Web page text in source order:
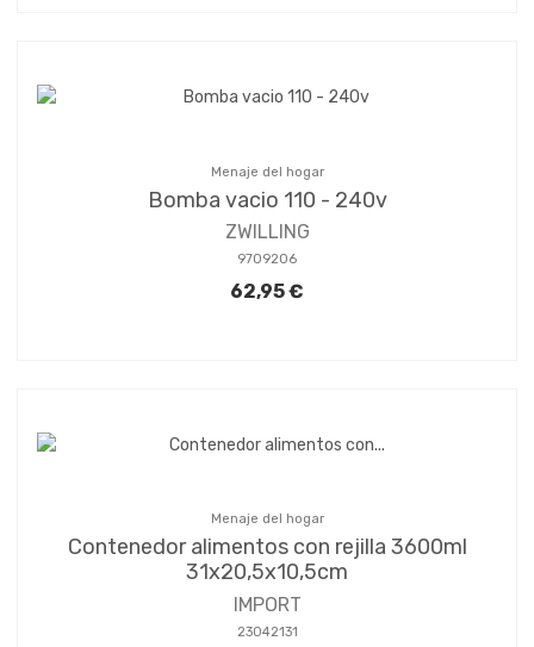
Menaje del hogar
Bomba vacio 110 - 240v
ZWILLING
9709206
62,95 €
Menaje del hogar
Contenedor alimentos con rejilla 3600ml
31x20,5x10,5cm
IMPORT
23042131